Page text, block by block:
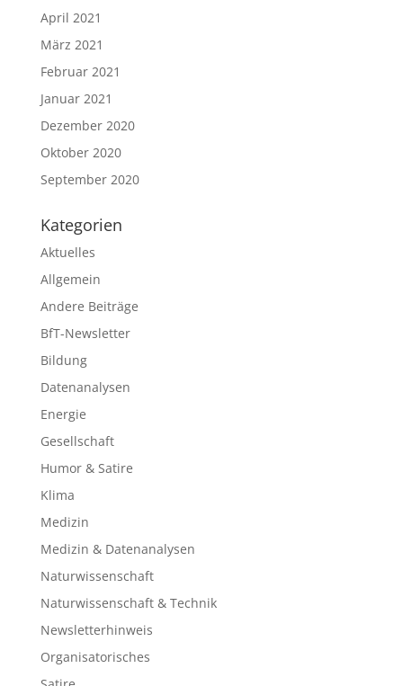
April 2021
März 2021
Februar 2021
Januar 2021
Dezember 2020
Oktober 2020
September 2020
Kategorien
Aktuelles
Allgemein
Andere Beiträge
BfT-Newsletter
Bildung
Datenanalysen
Energie
Gesellschaft
Humor & Satire
Klima
Medizin
Medizin & Datenanalysen
Naturwissenschaft
Naturwissenschaft & Technik
Newsletterhinweis
Organisatorisches